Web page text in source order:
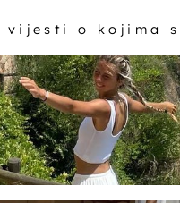
vijesti o kojima